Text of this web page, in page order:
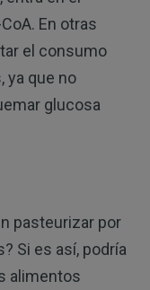
En otras
el consumo
ya que no
glucosa
pasteurizar por
Si es así, podría
alimentos